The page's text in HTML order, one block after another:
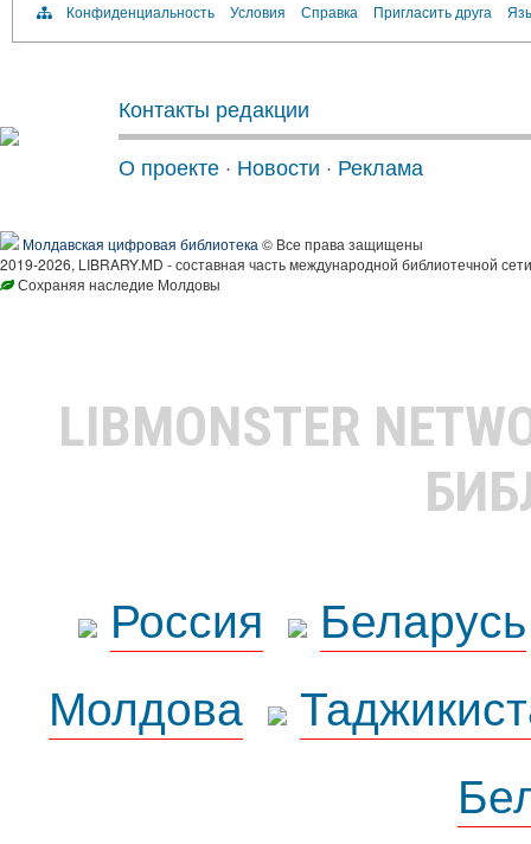
Конфиденциальность Условия Справка Пригласить друга
Контакты редакции
О проекте · Новости · Реклама
Молдавская цифровая библиотека © Все права защищены
2019-2026, LIBRARY.MD - составная часть международной библиотечной
Сохраняя наследие Молдовы
LIBMONSTER
Россия
Беларусь
Молдова